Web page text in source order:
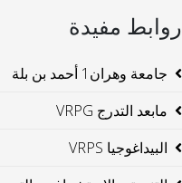
روابط مفيدة
جامعة وهران1 أحمد بن بلة
مابعد التدرج VRPG
البيداغوجيا VRPS